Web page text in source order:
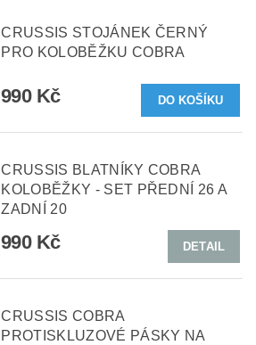
CRUSSIS STOJÁNEK ČERNÝ
PRO KOLOBĚŽKU COBRA
990 Kč
CRUSSIS BLATNÍKY COBRA
KOLOBĚŽKY - SET PŘEDNÍ 26 A
ZADNÍ 20
990 Kč DETAIL
CRUSSIS COBRA
PROTISKLUZOVÉ PÁSKY NA